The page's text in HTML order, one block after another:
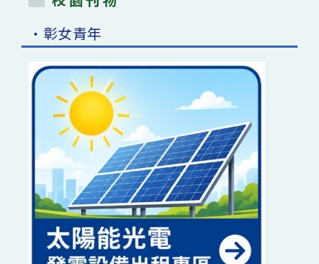
•彰女青年